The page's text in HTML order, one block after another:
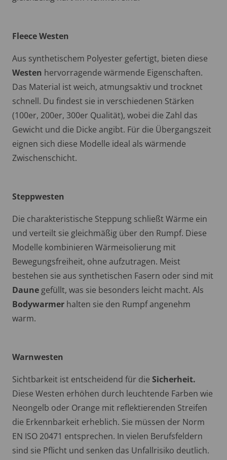
Fleece Westen
Aus synthetischem Polyester gefertigt, bieten diese
Westen hervorragende wärmende Eigenschaften.
Das Material ist weich, atmungsaktiv und trocknet
schnell. Du findest sie in verschiedenen Stärken
(100er, 200er, 300er Qualität), wobei die Zahl das
Gewicht und die Dicke angibt. Für die Übergangszeit
eignen sich diese Modelle ideal als wärmende
Zwischenschicht.
Steppwesten
Die charakteristische Steppung schließt Wärme ein
und verteilt sie gleichmäßig über den Rumpf. Diese
Modelle kombinieren Wärmeisolierung mit
Bewegungsfreiheit, ohne aufzutragen. Meist
bestehen sie aus synthetischen Fasern oder sind mit
Daune gefüllt, was sie besonders leicht macht. Als
Bodywarmer halten sie den Rumpf angenehm
warm.
Warnwesten
Sichtbarkeit ist entscheidend für die Sicherheit.
Diese Westen erhöhen durch leuchtende Farben wie
Neongelb oder Orange mit reflektierenden Streifen
die Erkennbarkeit erheblich. Sie müssen der Norm
EN ISO 20471 entsprechen. In vielen Berufsfeldern
sind sie Pflicht und senken das Unfallrisiko deutlich.